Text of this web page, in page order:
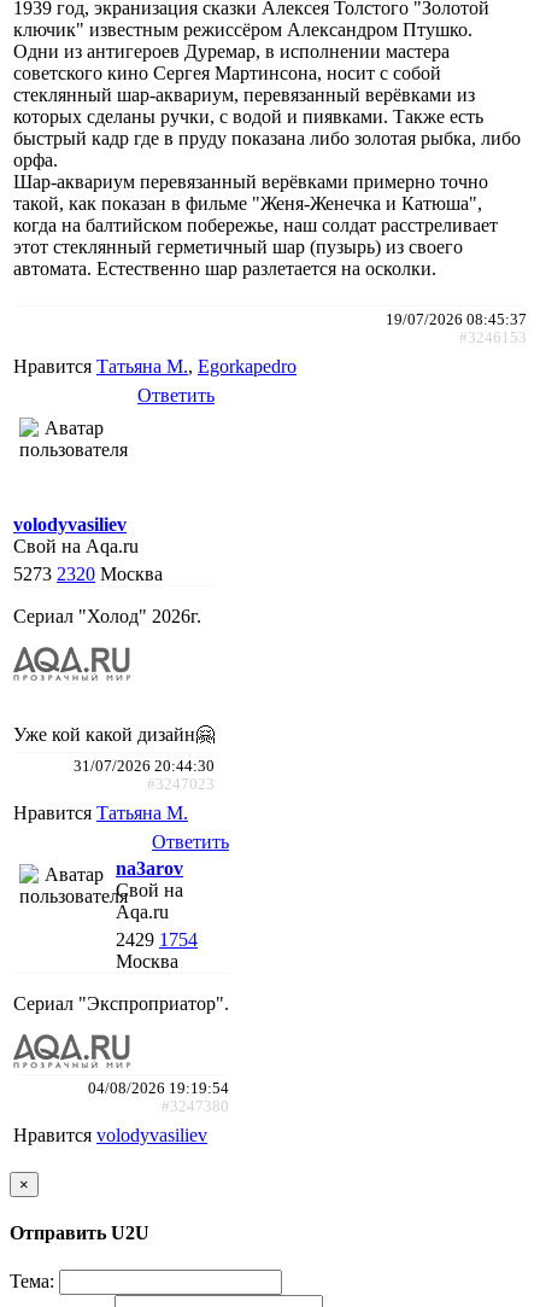
1939 год, экранизация сказки Алексея Толстого "Золотой
ключик" известным режиссёром Александром Птушко.
Одни из антигероев Дуремар, в исполнении мастера
советского кино Сергея Мартинсона, носит с собой
стеклянный шар-аквариум, перевязанный верёвками из
которых сделаны ручки, с водой и пиявками. Также есть
быстрый кадр где в пруду показана либо золотая рыбка, либо
орфа.
Шар-аквариум перевязанный верёвками примерно точно
такой, как показан в фильме "Женя-Женечка и Катюша",
когда на балтийском побережье, наш солдат расстреливает
этот стеклянный герметичный шар (пузырь) из своего
автомата. Естественно шар разлетается на осколки.
19/07/2026 08:45:37
#3246153
Нравится Татьяна М., Egorkapedro
Ответить
volodyvasiliev
Свой на Aqa.ru
5273 2320 Москва
Сериал "Холод" 2026г.
Уже кой какой дизайн🤗
31/07/2026 20:44:30
#3247023
Нравится Татьяна М.
Ответить
na3arov
Свой на
Aqa.ru
2429 1754
Москва
Сериал "Экспроприатор".
04/08/2026 19:19:54
#3247380
Нравится volodyvasiliev
×
Отправить U2U
Тема: